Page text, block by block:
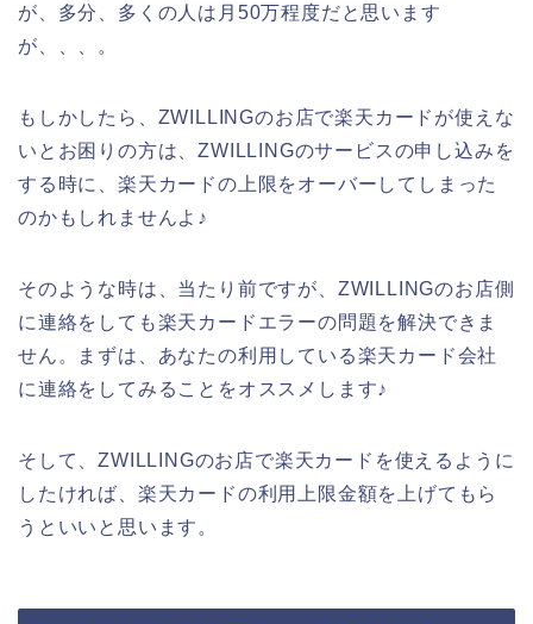
が、多分、多くの人は月50万程度だと思います
が、、、。
もしかしたら、ZWILLINGのお店で楽天カードが使えな
いとお困りの方は、ZWILLINGのサービスの申し込みを
する時に、楽天カードの上限をオーバーしてしまった
のかもしれませんよ♪
そのような時は、当たり前ですが、ZWILLINGのお店側
に連絡をしても楽天カードエラーの問題を解決できま
せん。まずは、あなたの利用している楽天カード会社
に連絡をしてみることをオススメします♪
そして、ZWILLINGのお店で楽天カードを使えるように
したければ、楽天カードの利用上限金額を上げてもら
うといいと思います。